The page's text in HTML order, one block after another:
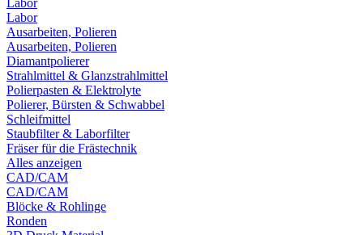
Labor
Labor
Ausarbeiten, Polieren
Ausarbeiten, Polieren
Diamantpolierer
Strahlmittel & Glanzstrahlmittel
Polierpasten & Elektrolyte
Polierer, Bürsten & Schwabbel
Schleifmittel
Staubfilter & Laborfilter
Fräser für die Frästechnik
Alles anzeigen
CAD/CAM
CAD/CAM
Blöcke & Rohlinge
Ronden